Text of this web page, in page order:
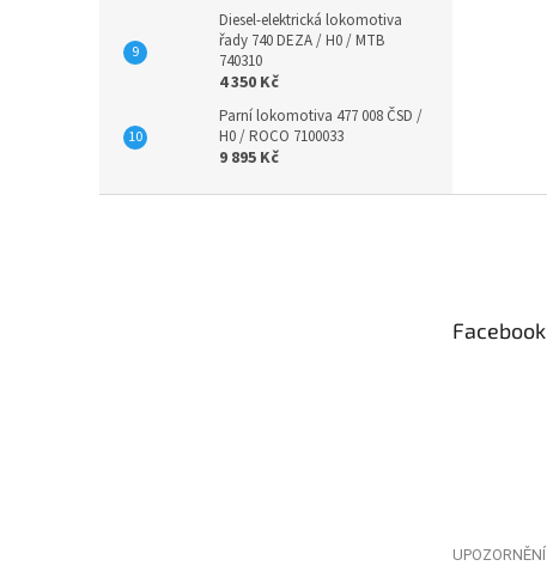
Diesel-elektrická lokomotiva
řady 740 DEZA / H0 / MTB
740310
4 350 Kč
Parní lokomotiva 477 008 ČSD /
H0 / ROCO 7100033
9 895 Kč
Facebook
UPOZORNĚNÍ